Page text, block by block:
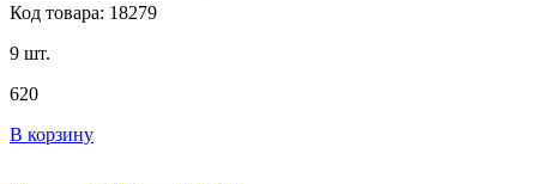
Код товара: 18279
9 шт.
620
В корзину